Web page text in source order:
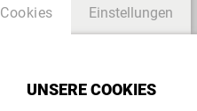
TITLE_ARCHIV_AKADEMIE
Cookies Einstellungen
UNSERE COOKIES